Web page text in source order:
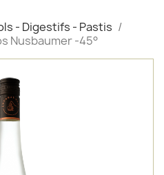
- Digestifs - Pastis
Nusbaumer -45°